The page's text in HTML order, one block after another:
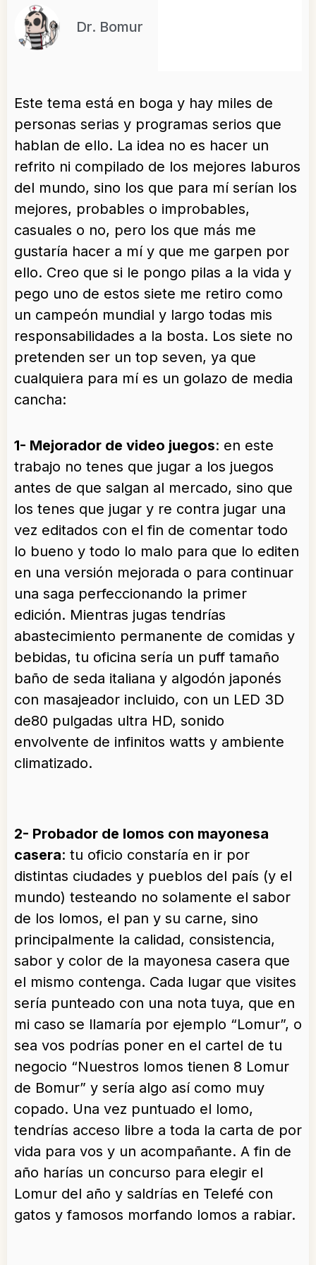
Dr. Bomur
Este tema está en boga y hay miles de
personas serias y programas serios que
hablan de ello. La idea no es hacer un
refrito ni compilado de los mejores laburos
del mundo, sino los que para mí serían los
mejores, probables o improbables,
casuales o no, pero los que más me
gustaría hacer a mí y que me garpen por
ello. Creo que si le pongo pilas a la vida y
pego uno de estos siete me retiro como
un campeón mundial y largo todas mis
responsabilidades a la bosta. Los siete no
pretenden ser un top seven, ya que
cualquiera para mí es un golazo de media
cancha:
1- Mejorador de video juegos: en este
trabajo no tenes que jugar a los juegos
antes de que salgan al mercado, sino que
los tenes que jugar y re contra jugar una
vez editados con el fin de comentar todo
lo bueno y todo lo malo para que lo editen
en una versión mejorada o para continuar
una saga perfeccionando la primer
edición. Mientras jugas tendrías
abastecimiento permanente de comidas y
bebidas, tu oficina sería un puff tamaño
baño de seda italiana y algodón japonés
con masajeador incluido, con un LED 3D
de80 pulgadas ultra HD, sonido
envolvente de infinitos watts y ambiente
climatizado.
2- Probador de lomos con mayonesa
casera: tu oficio constaría en ir por
distintas ciudades y pueblos del país (y el
mundo) testeando no solamente el sabor
de los lomos, el pan y su carne, sino
principalmente la calidad, consistencia,
sabor y color de la mayonesa casera que
el mismo contenga. Cada lugar que visites
sería punteado con una nota tuya, que en
mi caso se llamaría por ejemplo “Lomur”, o
sea vos podrías poner en el cartel de tu
negocio “Nuestros lomos tienen 8 Lomur
de Bomur” y sería algo así como muy
copado. Una vez puntuado el lomo,
tendrías acceso libre a toda la carta de por
vida para vos y un acompañante. A fin de
año harías un concurso para elegir el
Lomur del año y saldrías en Telefé con
gatos y famosos morfando lomos a rabiar.